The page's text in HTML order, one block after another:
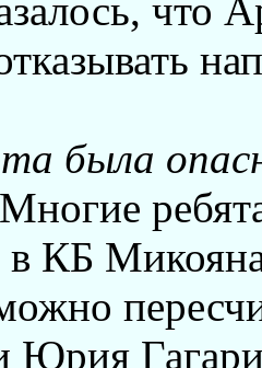
что
была
в КБ
Юрия